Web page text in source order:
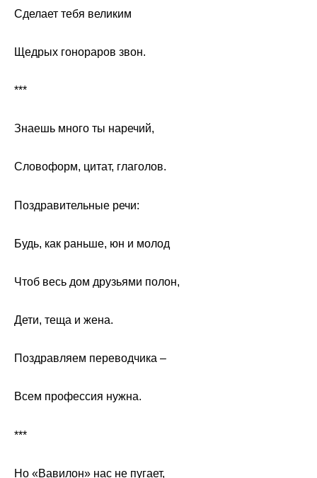
Сделает тебя великим
Щедрых гонораров звон.
***
Знаешь много ты наречий,
Словоформ, цитат, глаголов.
Поздравительные речи:
Будь, как раньше, юн и молод
Чтоб весь дом друзьями полон,
Дети, теща и жена.
Поздравляем переводчика –
Всем профессия нужна.
***
Но «Вавилон» нас не пугает,